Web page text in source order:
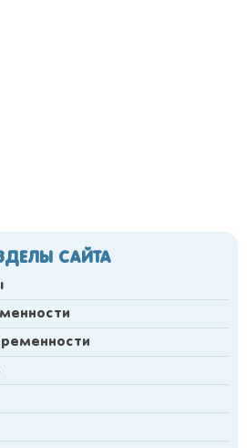
САЙТА